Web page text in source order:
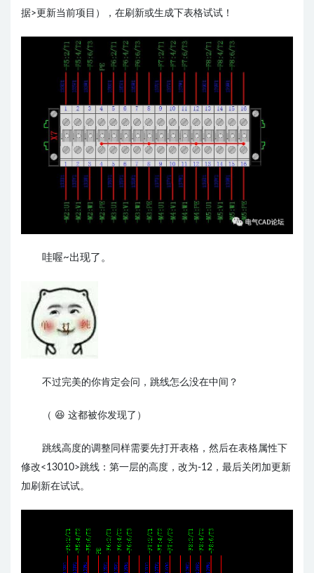
据>更新当前项目），在刷新或生成下表格试试！
哇喔~出现了。
不过完美的你肯定会问，跳线怎么没在中间？
（ 😆 这都被你发现了）
跳线高度的调整同样需要先打开表格，然后在表格属性下
修改<13010>跳线：第一层的高度，改为-12，最后关闭加更新
加刷新在试试。